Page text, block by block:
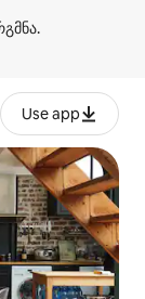
Use app